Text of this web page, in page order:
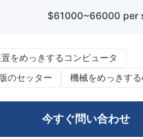
$61000~66000 per
をめっきするコンピュータ
のセッター
機械をめっきす
今すぐ問い合わせ